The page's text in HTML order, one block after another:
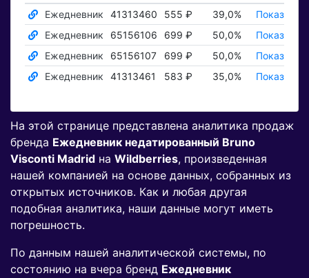
Ежедневник
41313460 555 ₽ 39,0%
Показать ₽
Ежедневник
65156106 699 ₽ 50,0%
Показать ₽
Ежедневник
65156107 699 ₽ 50,0%
Показать ₽
Ежедневник
41313461 583 ₽ 35,0% Показать ₽
На этой странице представлена аналитика продаж
бренда Ежедневник недатированный Bruno
Visconti Madrid на Wildberries, произведенная
нашей компанией на основе данных, собранных из
открытых источников. Как и любая другая
подобная аналитика, наши данные могут иметь
погрешность.
По данным нашей аналитической системы, по
состоянию на вчера бренд Ежедневник